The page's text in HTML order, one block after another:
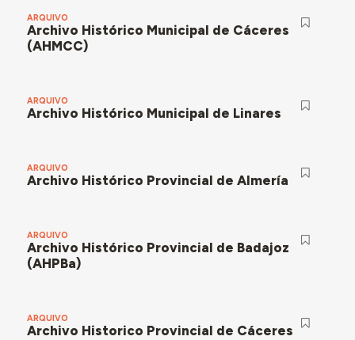
ARQUIVO
Archivo Histórico Municipal de Cáceres
(AHMCC)
ARQUIVO
Archivo Histórico Municipal de Linares
ARQUIVO
Archivo Histórico Provincial de Almería
ARQUIVO
Archivo Histórico Provincial de Badajoz
(AHPBa)
ARQUIVO
Archivo Historico Provincial de Cáceres